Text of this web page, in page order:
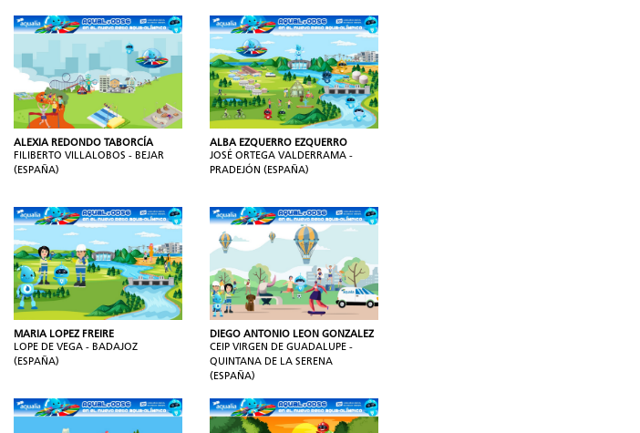
ALEXIA REDONDO TABORCÍA
FILIBERTO VILLALOBOS - BEJAR
(ESPAÑA)
ALBA EZQUERRO EZQUERRO
JOSÉ ORTEGA VALDERRAMA -
PRADEJÓN (ESPAÑA)
MARIA LOPEZ FREIRE
LOPE DE VEGA - BADAJOZ
(ESPAÑA)
DIEGO ANTONIO LEON GONZALEZ
CEIP VIRGEN DE GUADALUPE -
QUINTANA DE LA SERENA
(ESPAÑA)